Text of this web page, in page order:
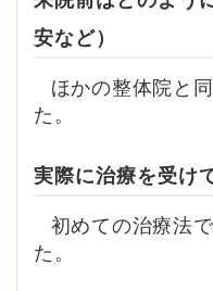
安など）
ほかの整体院と
た。
実際に治療を受け
初めての治療法
た。